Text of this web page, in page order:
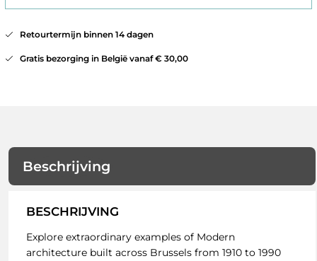
Retourtermijn binnen 14 dagen
Gratis bezorging in België vanaf € 30,00
Beschrijving
BESCHRIJVING
Explore extraordinary examples of Modern
architecture built across Brussels from 1910 to 1990